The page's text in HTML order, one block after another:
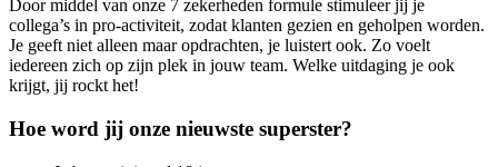
Door middel van onze 7 zekerheden formule stimuleer jij je
collega’s in pro-activiteit, zodat klanten gezien en geholpen worden.
Je geeft niet alleen maar opdrachten, je luistert ook. Zo voelt
iedereen zich op zijn plek in jouw team. Welke uitdaging je ook
krijgt, jij rockt het!
Hoe word jij onze nieuwste superster?